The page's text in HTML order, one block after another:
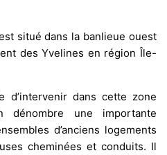
situé dans la banlieue ouest
des Yvelines en région Île-
d’intervenir dans cette zone
dénombre une importante
d’anciens logements
cheminées et conduits. Il